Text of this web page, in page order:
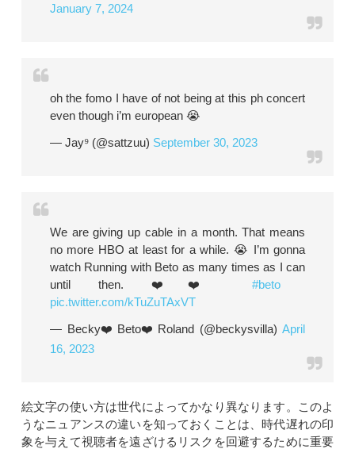
January 7, 2024
oh the fomo I have of not being at this ph concert
even though i’m european 😭
— Jay⁹ (@sattzuu) September 30, 2023
We are giving up cable in a month. That means
no more HBO at least for a while. 😭 I’m gonna
watch Running with Beto as many times as I can
until then. ❤️❤️#beto
pic.twitter.com/kTuZuTAxVT
— Becky❤️Beto❤️Roland (@beckysvilla)April
16, 2023
絵文字の使い方は世代によってかなり異なります。このよ
うなニュアンスの違いを知っておくことは、時代遅れの印
象を与えて視聴者を遠ざけるリスクを回避するために重要